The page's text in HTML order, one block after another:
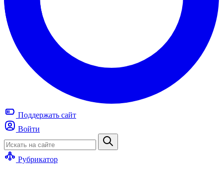
Поддержать сайт
Войти
Рубрикатор